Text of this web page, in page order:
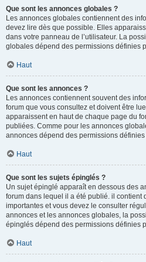
Que sont les annonces globales ?
Les annonces globales contiennent des
devez lire dès que possible. Elles
dans votre panneau de l’utilisateur. La
globales dépend des permissions définies
Haut
Que sont les annonces ?
Les annonces contiennent souvent des
forum que vous consultez et doivent être
apparaissent en haut de chaque page du
publiées. Comme pour les annonces
annonces dépend des permissions définies
Haut
Que sont les sujets épinglés ?
Un sujet épinglé apparaît en dessous des
forum dans lequel il a été publié. il contient
importantes et vous devez le consulter
annonces et les annonces globales, la
épinglés dépend des permissions définies
Haut